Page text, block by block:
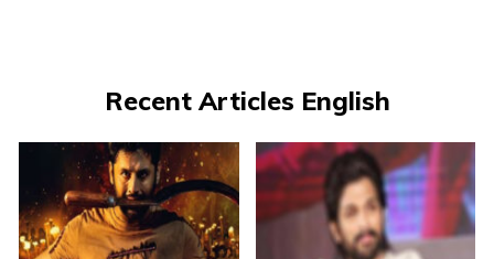
Recent Articles English